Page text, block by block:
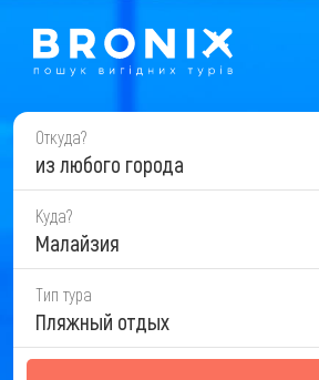
Откуда?
из любого города
Куда?
Малайзия
Тип тура
Пляжный отдых